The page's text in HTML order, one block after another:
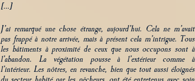
[...]
J’ai remarqué une chose étrange, aujourd’hui. Cela ne m’avait
pas frappé à notre arrivée, mais à présent cela m’intrigue. Tous
les bâtiments à proximité de ceux que nous occupons sont à
l’abandon. La végétation pousse à l’extérieur comme à
l’intérieur. Les nôtres, en revanche, bien que tout aussi éloignés